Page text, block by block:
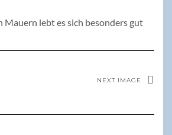
Mauern lebt es sich besonders gut
NEXT IMAGE